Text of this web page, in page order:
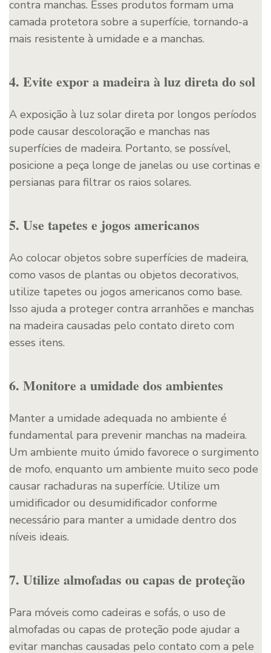
contra manchas. Esses produtos formam uma
camada protetora sobre a superfície, tornando-a
mais resistente à umidade e a manchas.
4. Evite expor a madeira à luz direta do sol
A exposição à luz solar direta por longos períodos
pode causar descoloração e manchas nas
superfícies de madeira. Portanto, se possível,
posicione a peça longe de janelas ou use cortinas e
persianas para filtrar os raios solares.
5. Use tapetes e jogos americanos
Ao colocar objetos sobre superfícies de madeira,
como vasos de plantas ou objetos decorativos,
utilize tapetes ou jogos americanos como base.
Isso ajuda a proteger contra arranhões e manchas
na madeira causadas pelo contato direto com
esses itens.
6. Monitore a umidade dos ambientes
Manter a umidade adequada no ambiente é
fundamental para prevenir manchas na madeira.
Um ambiente muito úmido favorece o surgimento
de mofo, enquanto um ambiente muito seco pode
causar rachaduras na superfície. Utilize um
umidificador ou desumidificador conforme
necessário para manter a umidade dentro dos
níveis ideais.
7. Utilize almofadas ou capas de proteção
Para móveis como cadeiras e sofás, o uso de
almofadas ou capas de proteção pode ajudar a
evitar manchas causadas pelo contato com a pele